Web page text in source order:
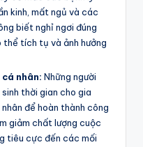
kinh, mất ngủ và các
biết nghỉ ngơi đúng
tích tụ và ảnh hưởng
nhân: Những người
thời gian cho gia
để hoàn thành công
giảm chất lượng cuộc
tiêu cực đến các mối